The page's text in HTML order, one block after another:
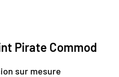
Pirate Commod
sur mesure